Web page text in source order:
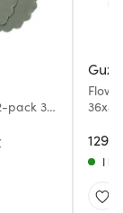
pack 36
129
I